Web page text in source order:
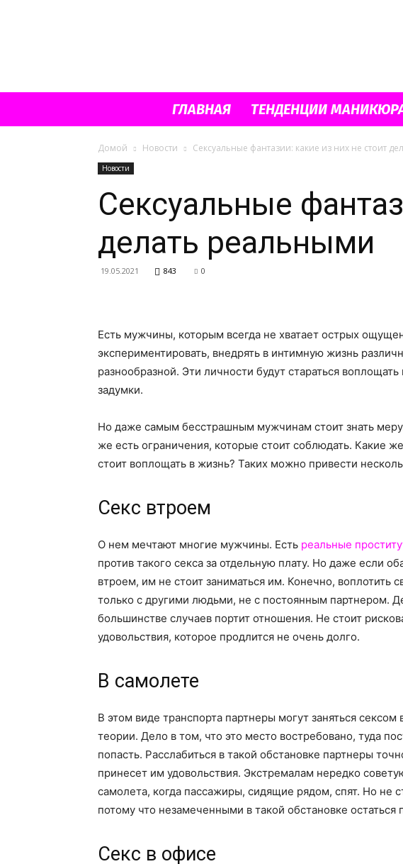
ГЛАВНАЯ ТЕНДЕНЦИИ
Домой Новости Сексуальные фантазии: какие из них не стоит
Новости
Сексуальные
делать реальными
19.05.2021 843 0
Есть мужчины, которым всегда не хватает острых
экспериментировать, внедрять в интимную жизнь
разнообразной. Эти личности будут стараться
задумки.
Но даже самым бесстрашным мужчинам стоит знать
же есть ограничения, которые стоит соблюдать. Какие
стоит воплощать в жизнь? Таких можно привести
Секс втроем
О нем мечтают многие мужчины. Есть реальные
против такого секса за отдельную плату. Но даже если
втроем, им не стоит заниматься им. Конечно, воплотить
только с другими людьми, не с постоянным партнером.
большинстве случаев портит отношения. Не стоит
удовольствия, которое продлится не очень долго.
В самолете
В этом виде транспорта партнеры могут заняться
теории. Дело в том, что это место востребовано, туда
попасть. Расслабиться в такой обстановке партнеры
принесет им удовольствия. Экстремалам нередко
самолета, когда пассажиры, сидящие рядом, спят. Но не
потому что незамеченными в такой обстановке
Секс в офисе